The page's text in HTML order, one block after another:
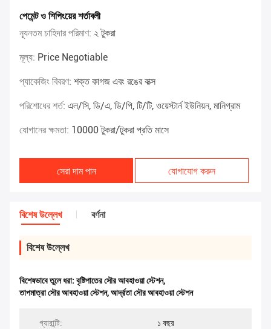
পেমেন্ট ও শিপিংয়ের শর্তাবলী
ন্যূনতম চাহিদার পরিমাণ: ২ টুকরা
মূল্য: Price Negotiable
প্যাকেজিং বিবরণ: শক্ত কাগজ এবং রঙের বাক্স
পরিশোধের শর্ত: এল/সি, ডি/এ, ডি/পি, টি/টি, ওয়েস্টার্ন ইউনিয়ন, মানিগ্রাম
যোগানের ক্ষমতা: 10000 টুকরা/টুকরা প্রতি মাসে
সেরা দাম পান যোগাযোগ করুন
বিশেষ উল্লেখ বর্ণনা
বিশেষ উল্লেখ
বিশেষভাবে তুলে ধরা: বৃষ্টিপাতের সৌর আবহাওয়া স্টেশন,
তাপমাত্রা সৌর আবহাওয়া স্টেশন,আর্দ্রতা সৌর আবহাওয়া স্টেশন
গ্যারান্টি: ১ বছর